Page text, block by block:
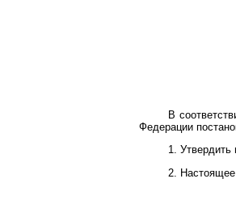
В
Федерации
1. Утвердить
2. Настоящее